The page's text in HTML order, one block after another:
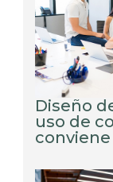
Diseño
uso de